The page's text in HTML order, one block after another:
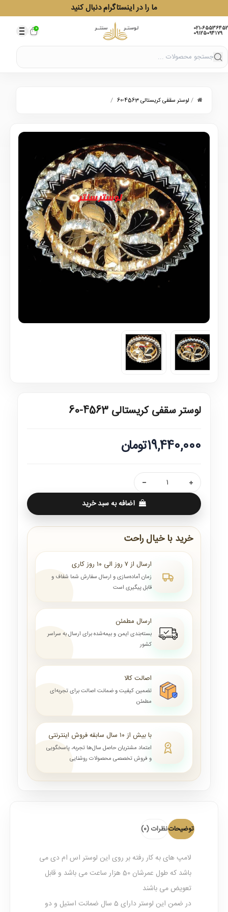
ما را در اینستاگرام دنبال کنید
021-65536452
09125094179
0
/ لوستر سقفی کریستالی 4563-60 /
لوستر سقفی کریستالی 4563-60
19,440,000تومان
اضافه به سبد خرید
خرید با خیال راحت
ارسال از ۷ روز الی ۱۰ روز کاری
زمان آماده‌سازی و ارسال سفارش شما شفاف و
قابل پیگیری است
ارسال مطمئن
بسته‌بندی ایمن و بیمه‌شده برای ارسال به سراسر
کشور
اصالت کالا
تضمین کیفیت و ضمانت اصالت برای تجربه‌ای
مطمئن
با بیش از ۱۰ سال سابقه فروش اینترنتی
اعتماد مشتریان حاصل سال‌ها تجربه، پاسخگویی
و فروش تخصصی محصولات روشنایی
توضیحاتنظرات (0)
لامپ های به کار رفته بر روی این لوستر اس ام دی می
باشد که طول عمرشان 50 هزار ساعت می باشد و قابل
تعویض می باشند
در ضمن این لوستر دارای 5 سال ضمانت استیل و دو